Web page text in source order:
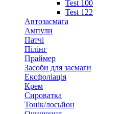
Test 100
Test 122
Автозасмага
Ампули
Патчі
Пілінг
Праймер
Засоби для засмаги
Ексфоліація
Крем
Сироватка
Тонік/лосьйон